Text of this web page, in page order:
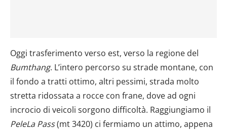
Oggi trasferimento verso est, verso la regione del
Bumthang. L’intero percorso su strade montane, con
il fondo a tratti ottimo, altri pessimi, strada molto
stretta ridossata a rocce con frane, dove ad ogni
incrocio di veicoli sorgono difficoltà. Raggiungiamo il
PeleLa Pass(mt 3420) ci fermiamo un attimo, appena